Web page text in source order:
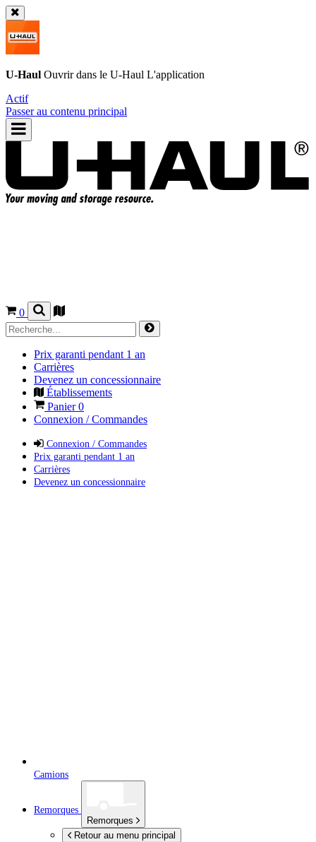
U-Haul Ouvrir dans le U-Haul L'application
Actif
Passer au contenu principal
0
Prix garanti pendant 1 an
Carrières
Devenez un concessionnaire
Établissements
Panier0
Connexion / Commandes
Connexion / Commandes
Prix garanti pendant 1 an
Carrières
Devenez un concessionnaire
Camions
Remorques
Remorques
Retour au menu principal